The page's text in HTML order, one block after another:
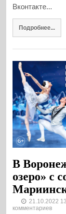
Вконтакте...
Подробнее...
В
озеро» с
21.10.2022
комментариев